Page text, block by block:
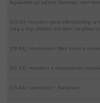
legalabbis az adatok biztosan, mert
[10:11] <snorlex> pont ellenkezőleg. a
még a régi oldalon volt ilyen ranglista
[09:44] <moderator> Mert ezzel is
[09:33] <snorlex> a megtekintés
[15:44] <szerver01> :bananas: